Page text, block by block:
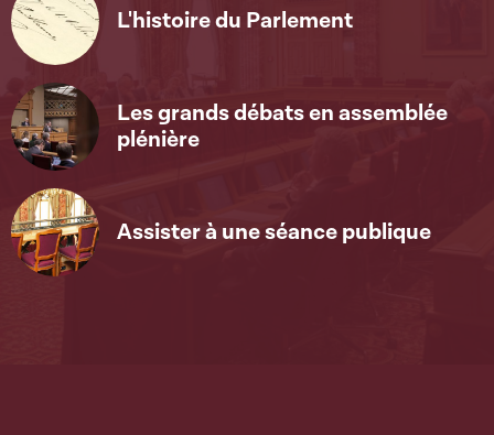
L'histoire du Parlement
Les grands débats en assemblée
plénière
Assister à une séance publique